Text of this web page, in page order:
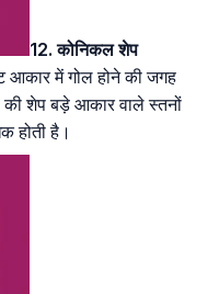
12. कोनिकल शेप
में गोल होने की जगह
शेप बड़े आकार वाले स्तनों
होती है।